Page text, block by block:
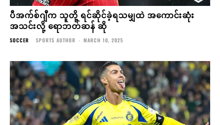
ပီအက်စ်ဂျီက သူတို့ ရင်ဆိုင်ခဲ့ရသမျှထဲ အကောင်းဆုံး
အသင်းလို့ ရောဘတ်ဆန် ဆို
SOCCER SPORTS AUTHOR - MARCH 10, 2025